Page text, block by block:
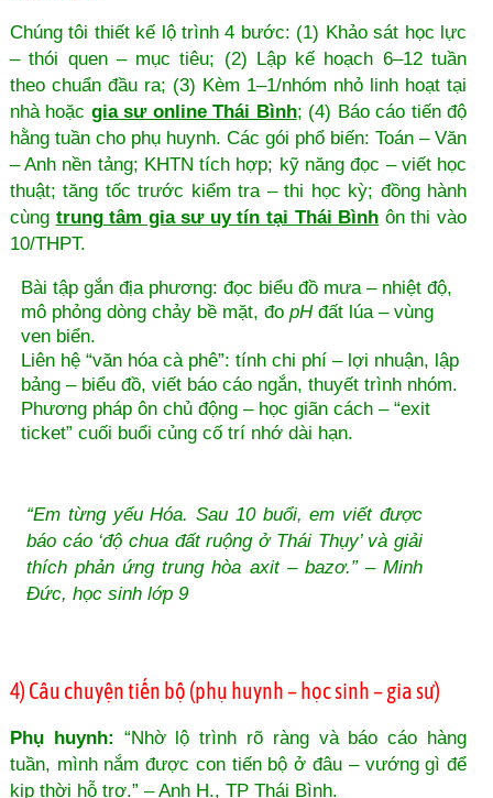
Chúng tôi thiết kế lộ trình 4 bước: (1) Khảo sát học lực
– thói quen – mục tiêu; (2) Lập kế hoạch 6–12 tuần
theo chuẩn đầu ra; (3) Kèm 1–1/nhóm nhỏ linh hoạt tại
nhà hoặc gia sư online Thái Bình; (4) Báo cáo tiến độ
hằng tuần cho phụ huynh. Các gói phổ biến: Toán – Văn
– Anh nền tảng; KHTN tích hợp; kỹ năng đọc – viết học
thuật; tăng tốc trước kiểm tra – thi học kỳ; đồng hành
cùng trung tâm gia sư uy tín tại Thái Bình ôn thi vào
10/THPT.
Bài tập gắn địa phương: đọc biểu đồ mưa – nhiệt độ,
mô phỏng dòng chảy bề mặt, đo pHđất lúa – vùng
ven biển.
Liên hệ “văn hóa cà phê”: tính chi phí – lợi nhuận, lập
bảng – biểu đồ, viết báo cáo ngắn, thuyết trình nhóm.
Phương pháp ôn chủ động – học giãn cách – “exit
ticket” cuối buổi củng cố trí nhớ dài hạn.
“Em từng yếu Hóa. Sau 10 buổi, em viết được
báo cáo ‘độ chua đất ruộng ở Thái Thụy’ và giải
thích phản ứng trung hòa axit – bazơ.” – Minh
Đức, học sinh lớp 9
4) Câu chuyện tiến bộ (phụ huynh – học sinh – gia sư)
Phụ huynh: “Nhờ lộ trình rõ ràng và báo cáo hàng
tuần, mình nắm được con tiến bộ ở đâu – vướng gì để
kịp thời hỗ trợ.” – Anh H., TP Thái Bình.